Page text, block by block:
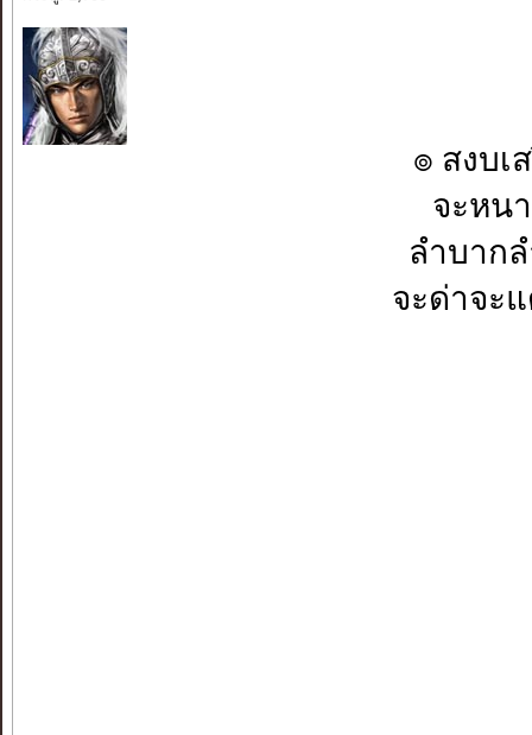
๏ สงบเ
จะหน
ลำบาก
จะด่าจะ